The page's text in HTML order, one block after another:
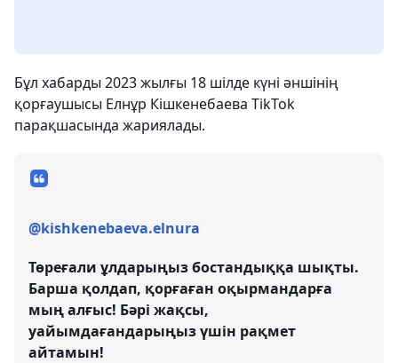
Бұл хабарды 2023 жылғы 18 шілде күні әншінің
қорғаушысы Елнұр Кішкенебаева TikTok
парақшасында жариялады.
@kishkenebaeva.elnura
Төреғали ұлдарыңыз бостандыққа шықты.
Барша қолдап, қорғаған оқырмандарға
мың алғыс! Бәрі жақсы,
уайымдағандарыңыз үшін рақмет
айтамын!